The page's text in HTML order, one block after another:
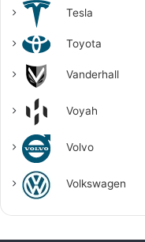
Tesla
Toyota
Vanderhall
Voyah
Volvo
Volkswagen